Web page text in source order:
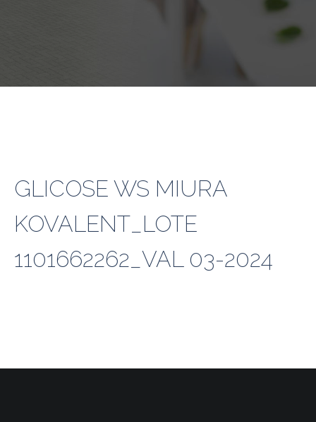
GLICOSE WS MIURA
KOVALENT_LOTE
1101662262_VAL 03-2024